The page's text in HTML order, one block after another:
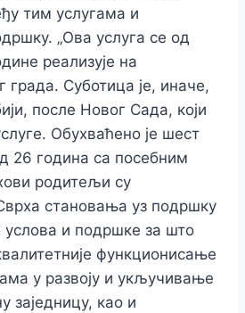
тим услугама и
„Ова услуга се од
реализује на
града. Суботица је, иначе,
после Новог Сада, који
Обухваћено је шест
26 година са посебним
родитељи су
становања уз подршку
услова и подршке за што
функционисање
у развоју и укључивање
заједницу, као и